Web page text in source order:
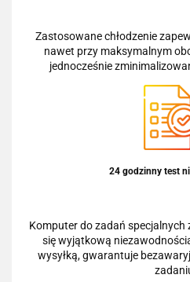
Zastosowane chłodzenie
nawet przy maksymalnym
jednocześnie
24 godzinny test
Komputer do zadań specjalnych
się wyjątkową
wysyłką, gwarantuje